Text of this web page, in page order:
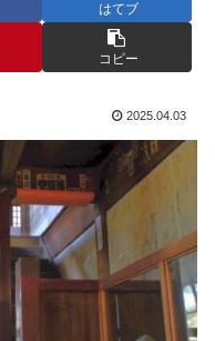
はてブ
コピー
2025.04.03